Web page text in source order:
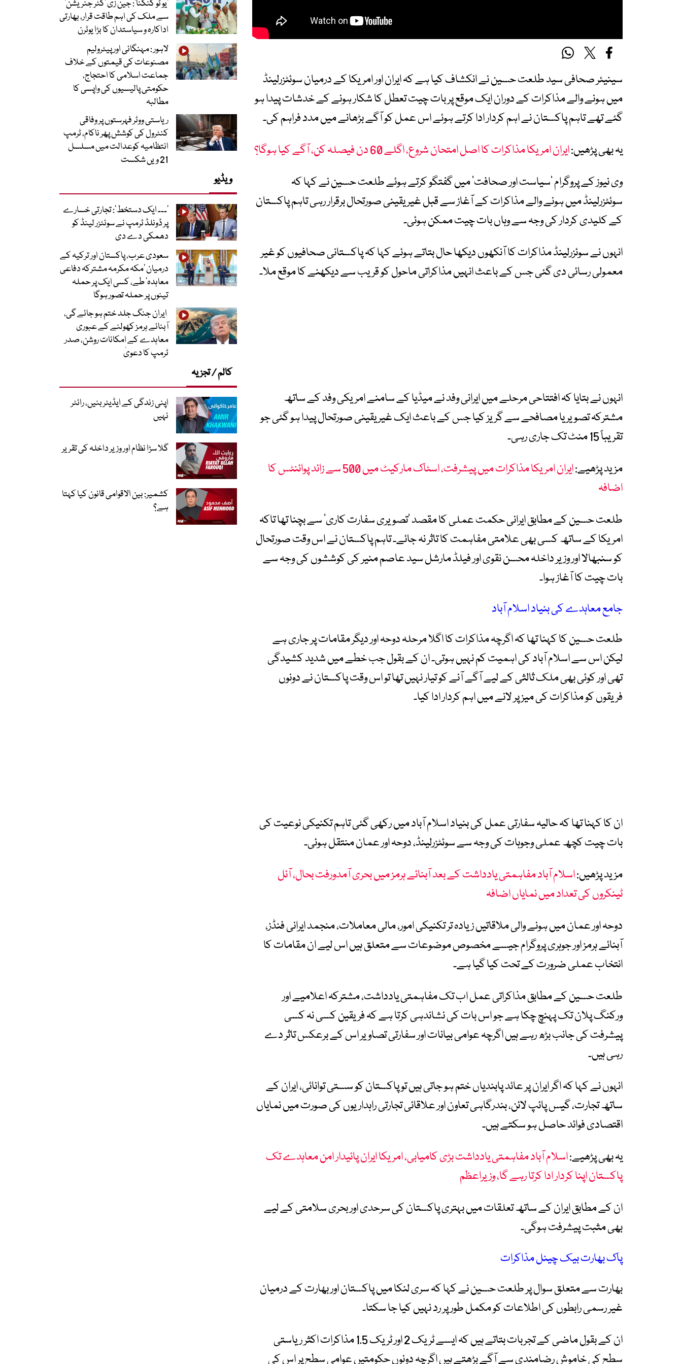
سینیئر صحافی سید طلعت حسین نے انکشاف کیا ہے کہ ایران اور امریکا کے درمیان سوئٹزرلینڈ
میں ہونے والے مذاکرات کے دوران ایک موقع پر بات چیت تعطل کا شکار ہونے کے خدشات پیدا ہو
گئے تھے تاہم پاکستان نے اہم کردار ادا کرتے ہوئے اس عمل کو آگے بڑھانے میں مدد فراہم کی۔
یہ بھی پڑھیں:ایران امریکا مذاکرات کا اصل امتحان شروع، اگلے 60 دن فیصلہ کن، آگے کیا ہوگا؟
وی نیوز کے پروگرام ’سیاست اور صحافت‘ میں گفتگو کرتے ہوئے طلعت حسین نے کہا کہ
سوئٹزرلینڈ میں ہونے والے مذاکرات کے آغاز سے قبل غیر یقینی صورتحال برقرار رہی تاہم پاکستان
کے کلیدی کردار کی وجہ سے وہاں بات چیت ممکن ہوئی۔
انہوں نے سوئزرلینڈ مذاکرات کا آنکھوں دیکھا حال بتاتے ہوئے کہا کہ پاکستانی صحافیوں کو غیر
معمولی رسائی دی گئی جس کے باعث انہیں مذاکراتی ماحول کو قریب سے دیکھنے کا موقع ملا۔
انہوں نے بتایا کہ افتتاحی مرحلے میں ایرانی وفد نے میڈیا کے سامنے امریکی وفد کے ساتھ
مشترکہ تصویر یا مصافحے سے گریز کیا جس کے باعث ایک غیر یقینی صورتحال پیدا ہو گئی جو
تقریباً 15 منٹ تک جاری رہی۔
مزید پڑھیے:
ایران امریکا مذاکرات میں پیشرفت، اسٹاک مارکیٹ میں 500 سے زائد پوائنٹس کا
اضافہ
طلعت حسین کے مطابق ایرانی حکمت عملی کا مقصد ’تصویری سفارت کاری‘ سے بچنا تھا تاکہ
امریکا کے ساتھ کسی بھی علامتی مفاہمت کا تاثر نہ جائے۔ تاہم پاکستان نے اس وقت صورتحال
کو سنبھالا اور وزیر داخلہ محسن نقوی اور فیلڈ مارشل سید عاصم منیر کی کوششوں کی وجہ سے
بات چیت کا آغاز ہوا۔
جامع معاہدے کی بنیاد اسلام آباد
طلعت حسین کا کہنا تھا کہ اگرچہ مذاکرات کا اگلا مرحلہ دوحہ اور دیگر مقامات پر جاری ہے
لیکن اس سے اسلام آباد کی اہمیت کم نہیں ہوتی۔ ان کے بقول جب خطے میں شدید کشیدگی
تھی اور کوئی بھی ملک ثالثی کے لیے آگے آنے کو تیار نہیں تھا تو اس وقت پاکستان نے دونوں
فریقوں کو مذاکرات کی میز پر لانے میں اہم کردار ادا کیا۔
ان کا کہنا تھا کہ حالیہ سفارتی عمل کی بنیاد اسلام آباد میں رکھی گئی تاہم تکنیکی نوعیت کی
بات چیت کچھ عملی وجوہات کی وجہ سے سوئٹزرلینڈ، دوحہ اور عمان منتقل ہوئی۔
مزید پڑھیں:اسلام آباد مفاہمتی یادداشت کے بعد آبنائے ہرمز میں بحری آمدورفت بحال، آئل
ٹینکروں کی تعداد میں نمایاں اضافہ
دوحہ اور عمان میں ہونے والی ملاقاتیں زیادہ تر تکنیکی امور، مالی معاملات، منجمد ایرانی فنڈز،
آبنائے ہرمز اور جوہری پروگرام جیسے مخصوص موضوعات سے متعلق ہیں اس لیے ان مقامات کا
انتخاب عملی ضرورت کے تحت کیا گیا ہے۔
طلعت حسین کے مطابق مذاکراتی عمل اب تک مفاہمتی یادداشت، مشترکہ اعلامیے اور
ورکنگ پلان تک پہنچ چکا ہے جو اس بات کی نشاندہی کرتا ہے کہ فریقین کسی نہ کسی
پیشرفت کی جانب بڑھ رہے ہیں اگرچہ عوامی بیانات اور سفارتی تصاویر اس کے برعکس تاثر دے
رہی ہیں۔
انہوں نے کہا کہ اگر ایران پر عائد پابندیاں ختم ہو جاتی ہیں تو پاکستان کو سستی توانائی، ایران کے
ساتھ تجارت، گیس پائپ لائن، بندرگاہی تعاون اور علاقائی تجارتی راہداریوں کی صورت میں نمایاں
اقتصادی فوائد حاصل ہو سکتے ہیں۔
یہ بھی پڑھیے:اسلام آباد مفاہمتی یادداشت بڑی کامیابی، امریکا ایران پائیدار امن معاہدے تک
پاکستان اپنا کردار ادا کرتا رہے گا، وزیراعظم
ان کے مطابق ایران کے ساتھ تعلقات میں بہتری پاکستان کی سرحدی اور بحری سلامتی کے لیے
بھی مثبت پیشرفت ہوگی۔
پاک بھارت بیک چینل مذاکرات
بھارت سے متعلق سوال پر طلعت حسین نے کہا کہ سری لنکا میں پاکستان اور بھارت کے درمیان
غیر رسمی رابطوں کی اطلاعات کو مکمل طور پر رد نہیں کیا جا سکتا۔
ان کے بقول ماضی کے تجربات بتاتے ہیں کہ ایسے ٹریک 2 اور ٹریک 1.5 مذاکرات اکثر ریاستی
سطح کی خاموش رضامندی سے آگے بڑھتے ہیں اگرچہ دونوں حکومتیں عوامی سطح پر اس کی
’یو ٹو کنگنا‘: جین زی ’گٹر جنریشن‘
سے ملک کی اہم طاقت قرار، بھارتی
اداکارہ و سیاستدان کا بڑا یوٹرن
لاہور : مہنگائی اور پیٹرولیم
مصنوعات کی قیمتوں کے خلاف
جماعت اسلامی کا احتجاج،
حکومتی پالیسیوں کی واپسی کا
مطالبہ
ریاستی ووٹر فہرستوں پر وفاقی
کنٹرول کی کوشش پھر ناکام، ٹرمپ
انتظامیہ کوعدالت میں مسلسل
21 ویں شکست
ویڈیو
’۔۔۔ ایک دستخط‘: تجارتی خسارے
پر ڈونلڈ ٹرمپ نے سوئٹزر لینڈ کو
دھمکی دے دی
سعودی عرب، پاکستان اور ترکیہ کے
درمیان ’مکہ مکرمہ مشترکہ دفاعی
معاہدہ‘ طے، کسی ایک پر حملہ
تینوں پر حملہ تصور ہوگا
ایران جنگ جلد ختم ہو جائے گی،
آبنائے ہرمز کھولنے کے عبوری
معاہدے کے امکانات روشن، صدر
ٹرمپ کا دعویٰ
کالم / تجزیہ
اپنی زندگی کے ایڈیٹر بنیں، رائٹر
نہیں
گلا سڑا نظام اور وزیر داخلہ کی تقریر
کشمیر: بین الاقوامی قانون کیا کہتا
ہے؟